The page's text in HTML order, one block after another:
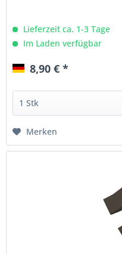
Lieferzeit ca. 1-3 Tage
Im Laden verfügbar
8,90 € *
Merken